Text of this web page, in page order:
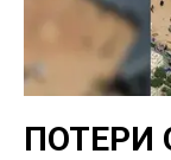
ПОТЕРИ